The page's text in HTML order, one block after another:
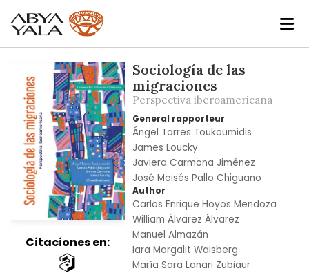
the
end
the
images
gallery
Citaciones en:
Sociología de las
migraciones
Perspectiva iberoamericana
General rapporteur
Ángel Torres Toukoumidis
James Loucky
Javiera Carmona Jiménez
José Moisés Pallo Chiguano
Author
Carlos Enrique Hoyos Mendoza
William Álvarez Álvarez
Manuel Almazán
Iara Margalit Waisberg
María Sara Lanari Zubiaur